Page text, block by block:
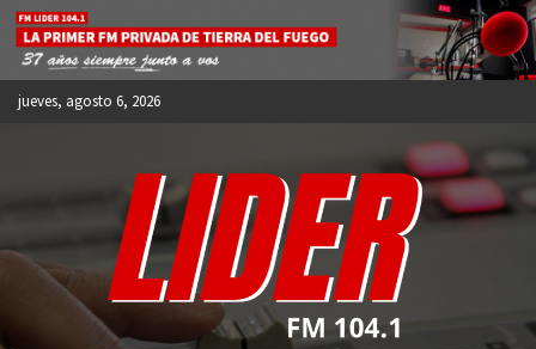
Skip
content
jueves, agosto 6, 2026